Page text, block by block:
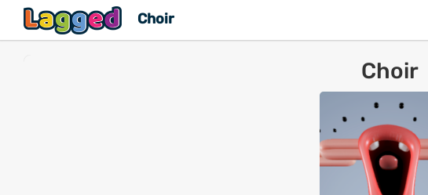
Choir
Choir